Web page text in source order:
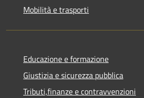
Mobilità e trasporti
Educazione e formazione
Giustizia e sicurezza pubblica
Tributi,finanze e contravvenzioni